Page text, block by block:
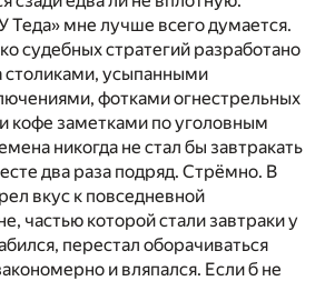
Теда» мне лучше всего думается.
судебных стратегий разработано
столиками, усыпанными
фотками огнестрельных
кофе заметками по уголовным
никогда не стал бы завтракать
два раза подряд. Стрёмно. В
вкус к повседневной
частью которой стали завтраки у
перестал оборачиваться
и вляпался. Если б не